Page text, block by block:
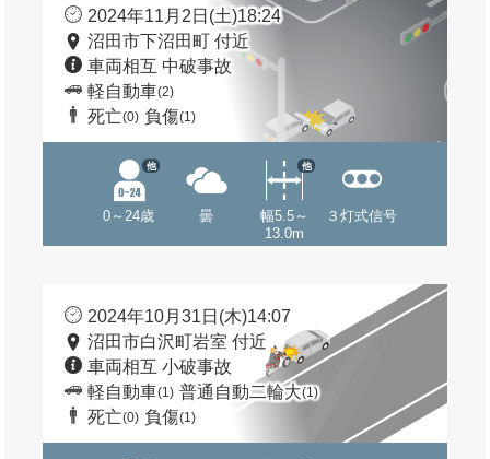
2024年11月2日(土)18:24
沼田市下沼田町 付近
車両相互 中破事故
軽自動車(2)
死亡(0) 負傷(1)
0～24歳
他
曇
幅5.5～
13.0m
他
３灯式信号
2024年10月31日(木)14:07
沼田市白沢町岩室 付近
車両相互 小破事故
軽自動車(1) 普通自動二輪大(1)
死亡(0) 負傷(1)